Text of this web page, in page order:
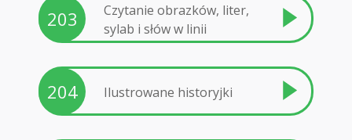
203
Czytanie obrazków, liter,
sylab i słów w linii
204 Ilustrowane historyjki